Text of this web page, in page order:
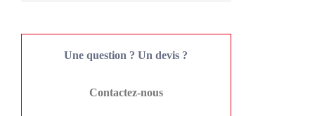
Une question ? Un devis ?
Contactez-nous